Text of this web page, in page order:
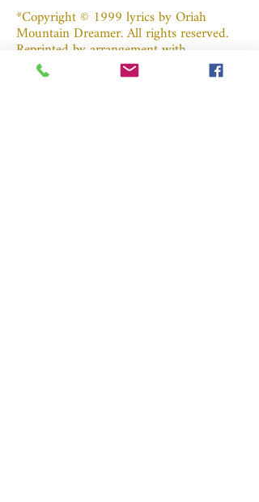
*Copyright © 1999 lyrics by Oriah
Mountain Dreamer. All rights reserved.
Reprinted by arrangement with
HarperOne, an imprint of HarperCollins
Publishers.*